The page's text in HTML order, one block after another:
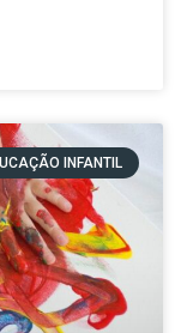
INFANTIL